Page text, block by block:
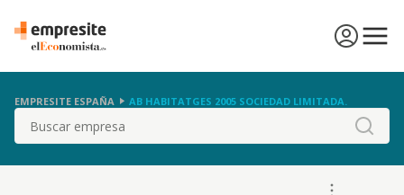
EMPRESITE ESPAÑA AB HABITATGES 2005 SOCIEDAD LIMITADA.
Buscar